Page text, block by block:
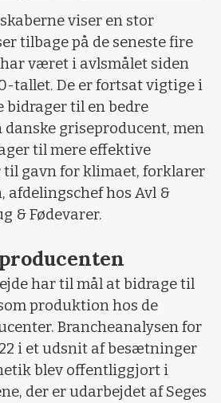
viser en stor
tilbage på de seneste fire
har været i avlsmålet siden
tallet. De er fortsat vigtige i
bidrager til en bedre
griseproducent, men
til mere effektive
til gavn for klimaet, forklarer
afdelingschef hos Avl &
& Fødevarer.
har til mål at bidrage til
produktion hos de
Brancheanalysen for
i et udsnit af besætninger
blev offentliggjort i
der er udarbejdet af Seges